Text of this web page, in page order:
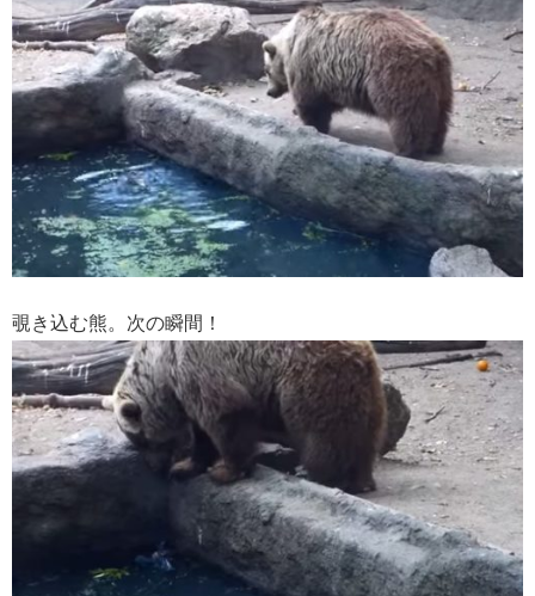
覗き込む熊。次の瞬間！